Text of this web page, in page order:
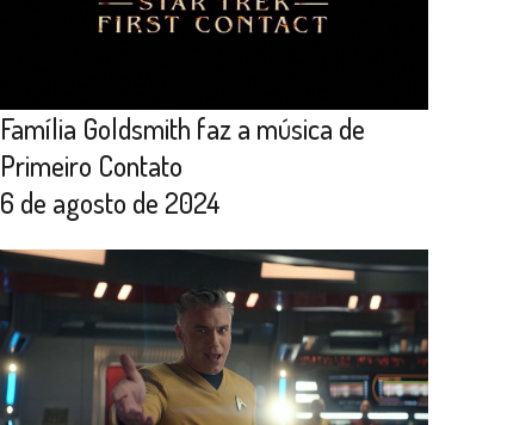
Família Goldsmith faz a música de
Primeiro Contato
6 de agosto de 2024